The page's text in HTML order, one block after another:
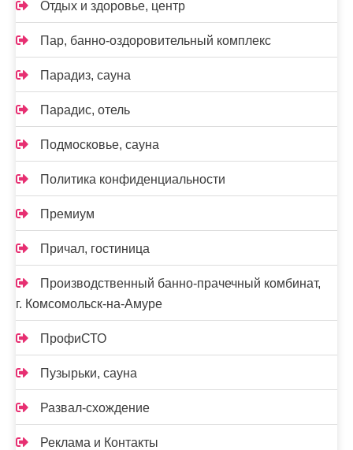
Отдых и здоровье, центр
Пар, банно-оздоровительный комплекс
Парадиз, сауна
Парадис, отель
Подмосковье, сауна
Политика конфиденциальности
Премиум
Причал, гостиница
Производственный банно-прачечный комбинат,
г. Комсомольск-на-Амуре
ПрофиСТО
Пузырьки, сауна
Развал-схождение
Реклама и Контакты